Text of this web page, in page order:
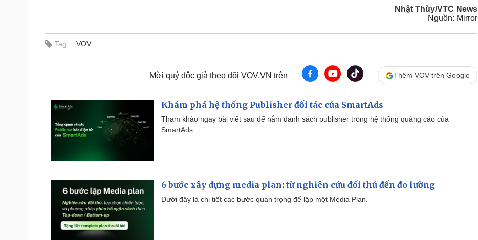
Nhật Thùy/VTC News
Nguồn: Mirror
Tag: VOV
Mời quý độc giả theo dõi VOV.VN trên Thêm VOV trên Google
Khám phá hệ thống Publisher đối tác của SmartAds
Tham khảo ngay bài viết sau để nắm danh sách publisher trong hệ thống quảng cáo của
SmartAds.
6 bước xây dựng media plan: từ nghiên cứu đối thủ đến đo lường
Dưới đây là chi tiết các bước quan trọng để lập một Media Plan.